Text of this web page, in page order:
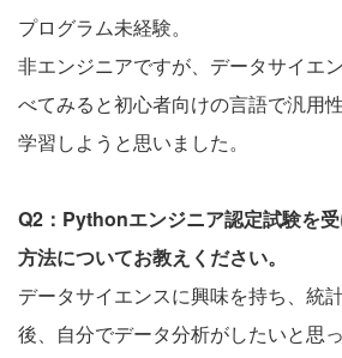
プログラム未経験。
非エンジニアですが、データサイエ
べてみると初心者向けの言語で汎用
学習しようと思いました。
Q2：Pythonエンジニア認定試験を
方法についてお教えください。
データサイエンスに興味を持ち、統
後、自分でデータ分析がしたいと思